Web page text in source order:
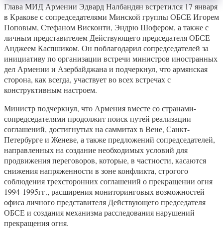
Глава МИД Армении Эдвард Налбандян встретился 17 января
в Кракове с сопредседателями Минской группы ОБСЕ Игорем
Поповым, Стефаном Висконти, Эндрю Шофером, а также с
личным представителем Действующего председателя ОБСЕ
Анджеем Каспшиком. Он поблагодарил сопредседателей за
инициативу по организации встречи министров иностранных
дел Армении и Азербайджана и подчеркнул, что армянская
сторона, как всегда, участвует во всех встречах с
конструктивным настроем.
Министр подчеркнул, что Армения вместе со странами-
сопредседателями продолжит поиск путей реализации
соглашений, достигнутых на саммитах в Вене, Санкт-
Петербурге и Женеве, а также предложений сопредседателей,
направленных на создание необходимых условий для
продвижения переговоров, которые, в частности, касаются
снижения напряженности в зоне конфликта, строгого
соблюдения трехсторонних соглашений о прекращении огня
1994-1995гг., расширения мониторинговых возможностей
офиса личного представителя Действующего председателя
ОБСЕ и создания механизма расследования нарушений
прекращения огня.